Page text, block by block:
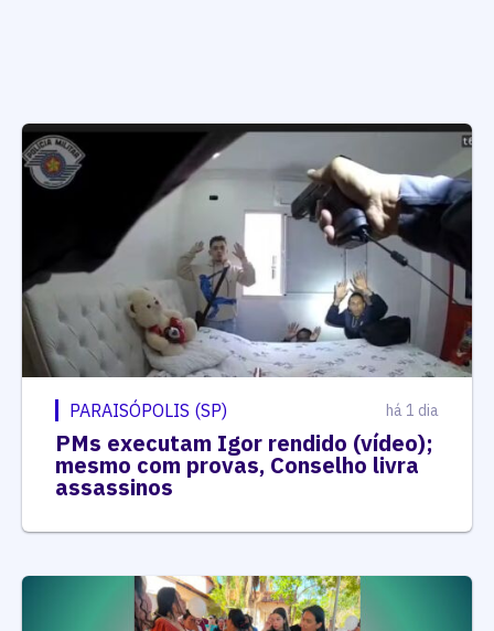
PARAISÓPOLIS (SP) há 1 dia
PMs executam Igor rendido (vídeo);
mesmo com provas, Conselho livra
assassinos